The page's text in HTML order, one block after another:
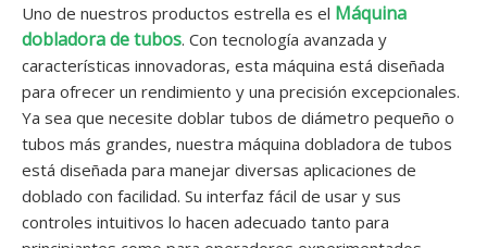
Uno de nuestros productos estrella es el Máquina
dobladora de tubos. Con tecnología avanzada y
características innovadoras, esta máquina está diseñada
para ofrecer un rendimiento y una precisión excepcionales.
Ya sea que necesite doblar tubos de diámetro pequeño o
tubos más grandes, nuestra máquina dobladora de tubos
está diseñada para manejar diversas aplicaciones de
doblado con facilidad. Su interfaz fácil de usar y sus
controles intuitivos lo hacen adecuado tanto para